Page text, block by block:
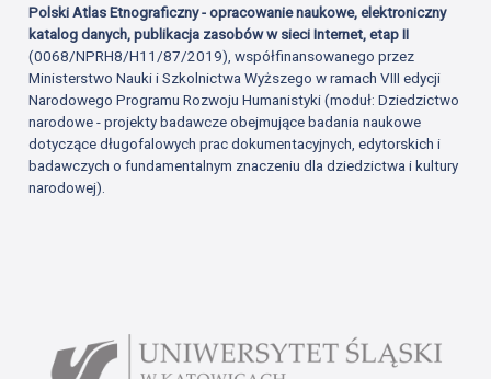
Polski Atlas Etnograficzny - opracowanie naukowe, elektroniczny
katalog danych, publikacja zasobów w sieci Internet, etap II
(0068/NPRH8/H11/87/2019), współfinansowanego przez
Ministerstwo Nauki i Szkolnictwa Wyższego w ramach VIII edycji
Narodowego Programu Rozwoju Humanistyki (moduł: Dziedzictwo
narodowe - projekty badawcze obejmujące badania naukowe
dotyczące długofalowych prac dokumentacyjnych, edytorskich i
badawczych o fundamentalnym znaczeniu dla dziedzictwa i kultury
narodowej).